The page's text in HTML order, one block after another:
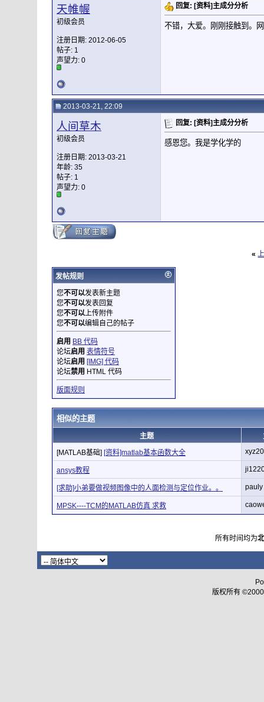
天帷幄
初级会员
注册日期: 2012-06-05
帖子: 1
声望力: 0
回复: [资料]主成分分析
不错，大爱。刚刚接触到。
2013-03-21, 22:09
人间草木
初级会员
注册日期: 2013-03-21
年龄: 35
帖子: 1
声望力: 0
回复: [资料]主成分分析
感恩您。我是学化学的
«
发帖规则
您不可以发表新主题
您不可以发表回复
您不可以上传附件
您不可以编辑自己的帖子
启用 BB 代码
论坛启用 表情符号
论坛启用 [IMG] 代码
论坛禁用 HTML 代码
版面规则
相似的主题
主题
[MATLAB基础] [资料]matlab基本函数大全
ansys教程
[求助]小弟要做视频图像中的人面检测与定位作业。。 pauly
MPSK----TCM的MATLAB仿真 求救
所有时间均为
版权所有